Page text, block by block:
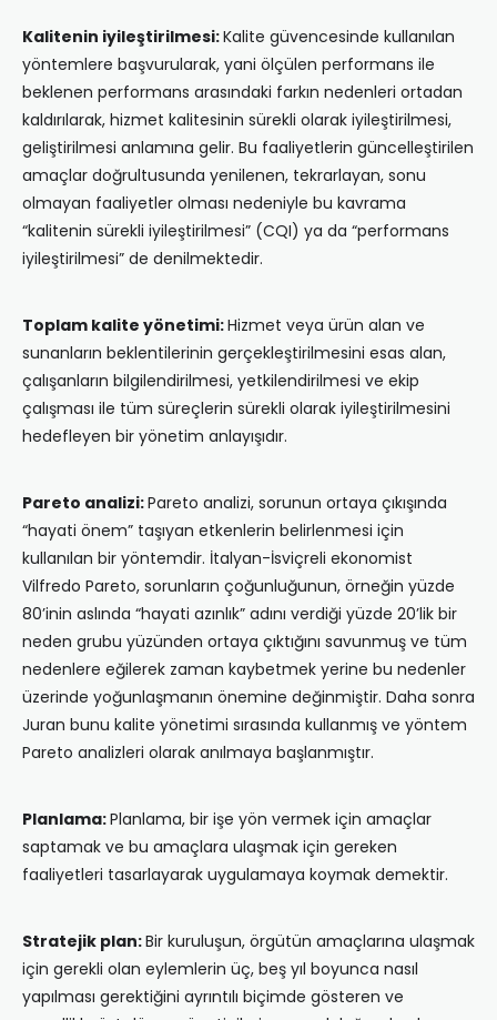
Kalitenin iyileştirilmesi:Kalite güvencesinde kullanılan
yöntemlere başvurularak, yani ölçülen performans ile
beklenen performans arasındaki farkın nedenleri ortadan
kaldırılarak, hizmet kalitesinin sürekli olarak iyileştirilmesi,
geliştirilmesi anlamına gelir. Bu faaliyetlerin güncelleştirilen
amaçlar doğrultusunda yenilenen, tekrarlayan, sonu
olmayan faaliyetler olması nedeniyle bu kavrama
“kalitenin sürekli iyileştirilmesi” (CQI) ya da “performans
iyileştirilmesi” de denilmektedir.
Toplam kalite yönetimi:Hizmet veya ürün alan ve
sunanların beklentilerinin gerçekleştirilmesini esas alan,
çalışanların bilgilendirilmesi, yetkilendirilmesi ve ekip
çalışması ile tüm süreçlerin sürekli olarak iyileştirilmesini
hedefleyen bir yönetim anlayışıdır.
Pareto analizi:Pareto analizi, sorunun ortaya çıkışında
“hayati önem” taşıyan etkenlerin belirlenmesi için
kullanılan bir yöntemdir. İtalyan-İsviçreli ekonomist
Vilfredo Pareto, sorunların çoğunluğunun, örneğin yüzde
80’inin aslında “hayati azınlık” adını verdiği yüzde 20’lik bir
neden grubu yüzünden ortaya çıktığını savunmuş ve tüm
nedenlere eğilerek zaman kaybetmek yerine bu nedenler
üzerinde yoğunlaşmanın önemine değinmiştir. Daha sonra
Juran bunu kalite yönetimi sırasında kullanmış ve yöntem
Pareto analizleri olarak anılmaya başlanmıştır.
Planlama:Planlama, bir işe yön vermek için amaçlar
saptamak ve bu amaçlara ulaşmak için gereken
faaliyetleri tasarlayarak uygulamaya koymak demektir.
Stratejik plan:Bir kuruluşun, örgütün amaçlarına ulaşmak
için gerekli olan eylemlerin üç, beş yıl boyunca nasıl
yapılması gerektiğini ayrıntılı biçimde gösteren ve